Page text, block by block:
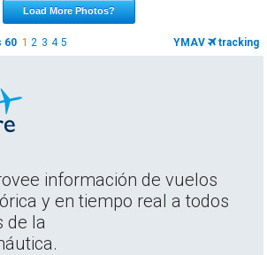
Load More Photos?
60 12 3 4 5 YMAV tracking
información de vuelos
y en tiempo real a todos
de la